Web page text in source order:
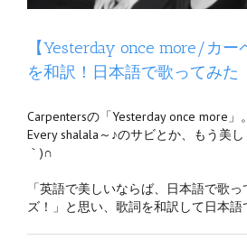
【Yesterday once more/カ
を和訳！日本語で歌ってみた
Carpentersの「Yesterday once more」。
Every shalala～♪のサビとか、もう美
｀)∩
「英語で美しいならば、日本語で歌
ズ！」と思い、歌詞を和訳して日本